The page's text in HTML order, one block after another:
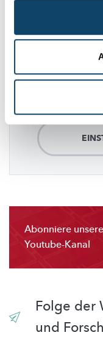
Diese Plugins
Cookies im
sehen,
Abonniere
Youtube-Kanal
Folge der
und